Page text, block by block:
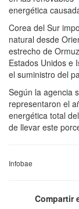
energética
Corea del Sur
natural desde
estrecho de
Estados Unidos e
el suministro del
Según la agencia
representaron el
energética total
de llevar este
Infobae
Compartir